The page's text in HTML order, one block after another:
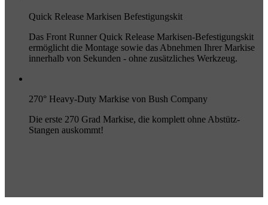
Quick Release Markisen Befestigungskit
Das Front Runner Quick Release Markisen-Befestigungskit
ermöglicht die Montage sowie das Abnehmen Ihrer Markise
innerhalb von Sekunden - ohne zusätzliches Werkzeug.
270° Heavy-Duty Markise von Bush Company
Die erste 270 Grad Markise, die komplett ohne Abstütz-
Stangen auskommt!